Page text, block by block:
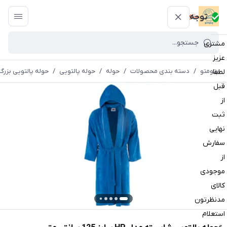
توجه
مشتری
عزیز
لطفا
قبل
از
ثبت
نهایی
سفارش
از
موجودی
کالای
مدنظرتون
استعلام
پتومتو
پتومتو / دسته بندی محصولات / حوله / حوله پالتویی / حوله پالتویی